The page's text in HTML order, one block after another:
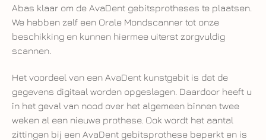
Abas klaar om de AvaDent gebitsprotheses te plaatsen.
We hebben zelf een Orale Mondscanner tot onze
beschikking en kunnen hiermee uiterst zorgvuldig
scannen.
Het voordeel van een AvaDent kunstgebit is dat de
gegevens digitaal worden opgeslagen. Daardoor heeft u
in het geval van nood over het algemeen binnen twee
weken al een nieuwe prothese. Ook wordt het aantal
zittingen bij een AvaDent gebitsprothese beperkt en is